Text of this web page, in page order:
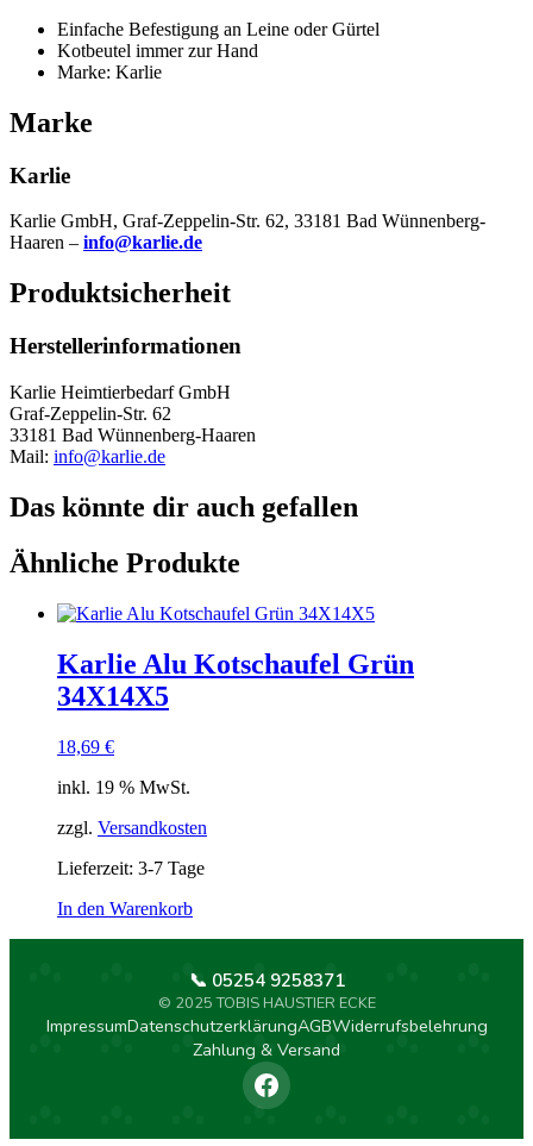
Einfache Befestigung an Leine oder Gürtel
Kotbeutel immer zur Hand
Marke: Karlie
Marke
Karlie
Karlie GmbH, Graf-Zeppelin-Str. 62, 33181 Bad Wünnenberg-
Haaren – info@karlie.de
Produktsicherheit
Herstellerinformationen
Karlie Heimtierbedarf GmbH
Graf-Zeppelin-Str. 62
33181 Bad Wünnenberg-Haaren
Mail: info@karlie.de
Das könnte dir auch gefallen
Ähnliche Produkte
Karlie Alu Kotschaufel Grün
34X14X5
18,69 €
inkl. 19 % MwSt.
zzgl. Versandkosten
Lieferzeit: 3-7 Tage
In den Warenkorb
ImpressumDatenschutzerklärungAGBWiderrufsbelehrung
Zahlung & Versand
📞 05254 9258371
© 2025 TOBIS HAUSTIER ECKE